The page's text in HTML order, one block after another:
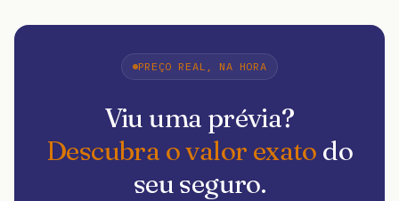
PREÇO REAL, NA HORA
Viu uma prévia?
Descubra o valor exato do
seu seguro.